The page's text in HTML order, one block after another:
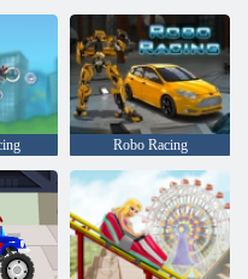
Robo Racing